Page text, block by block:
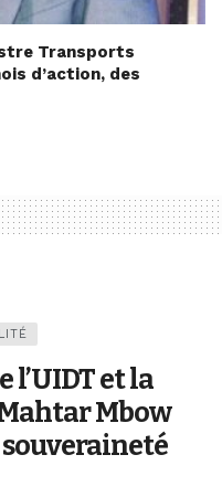
Transports
d’action, des
l’UIDT et la
Mbow